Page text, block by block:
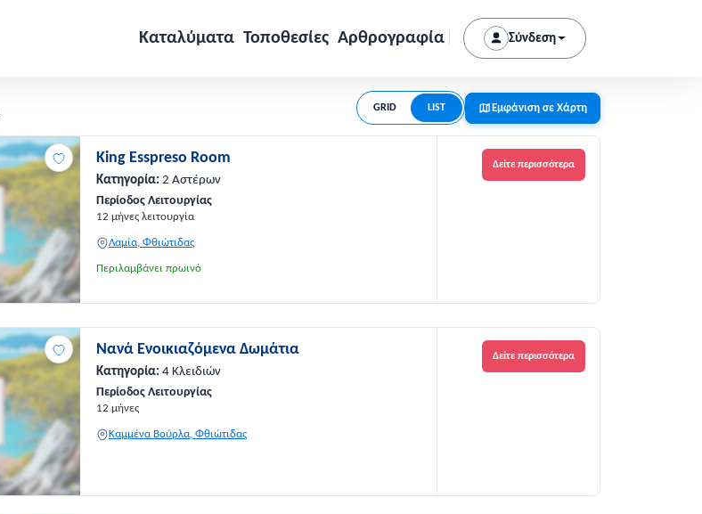
Καταλύματα Τοποθεσίες Αρθρογραφία Σύνδεση
GRID LIST Εμφάνιση σε Χάρτη
King Esspreso Room
Κατηγορία: 2 Αστέρων
Περίοδος Λειτουργίας
12 μήνες λειτουργία
Λαμία, Φθιώτιδας
Περιλαμβάνει πρωινό
Δείτε περισσότερα
Νανά Ενοικιαζόμενα Δωμάτια
Κατηγορία: 4 Κλειδιών
Περίοδος Λειτουργίας
12 μήνες
Καμμένα Βούρλα, Φθιώτιδας
Δείτε περισσότερα